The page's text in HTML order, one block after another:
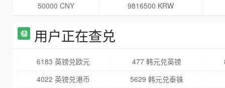
50000 CNY
9816500 KRW
用户正在查兑
6183 英镑兑欧元 477 韩元兑英镑
4022 英镑兑港币
5629 韩元兑泰铢